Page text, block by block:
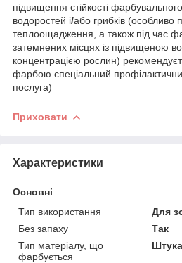
підвищення стійкості
водоростей і/або грибків (особливо
теплоощадження, а також під час
затемнених місцях із підвищеною
концентрацією рослин)
фарбою спеціальний
послуга)
Приховати
Характеристики
Основні
Тип використання
Для
Без запаху
Так
Тип матеріалу, що
фарбується